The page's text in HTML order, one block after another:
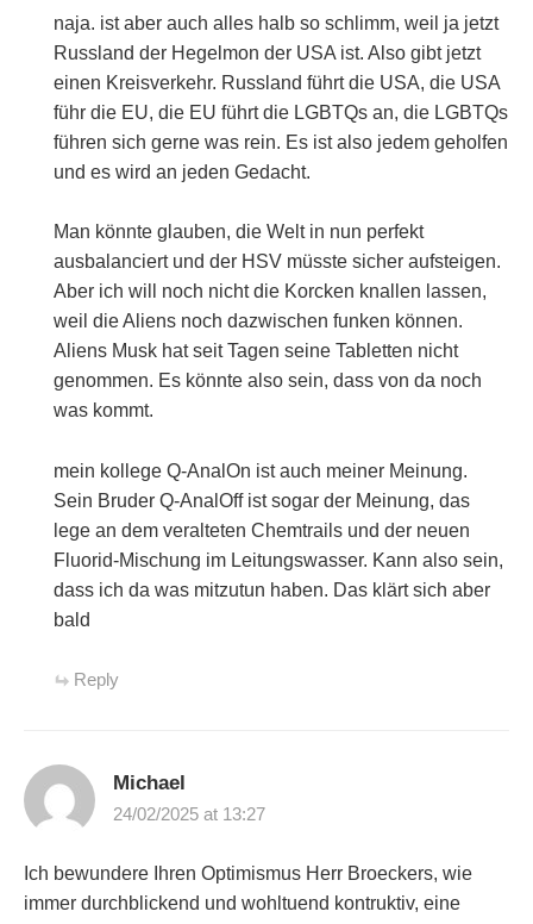
naja. ist aber auch alles halb so schlimm, weil ja jetzt
Russland der Hegelmon der USA ist. Also gibt jetzt
einen Kreisverkehr. Russland führt die USA, die USA
führ die EU, die EU führt die LGBTQs an, die LGBTQs
führen sich gerne was rein. Es ist also jedem geholfen
und es wird an jeden Gedacht.
Man könnte glauben, die Welt in nun perfekt
ausbalanciert und der HSV müsste sicher aufsteigen.
Aber ich will noch nicht die Korcken knallen lassen,
weil die Aliens noch dazwischen funken können.
Aliens Musk hat seit Tagen seine Tabletten nicht
genommen. Es könnte also sein, dass von da noch
was kommt.
mein kollege Q-AnalOn ist auch meiner Meinung.
Sein Bruder Q-AnalOff ist sogar der Meinung, das
lege an dem veralteten Chemtrails und der neuen
Fluorid-Mischung im Leitungswasser. Kann also sein,
dass ich da was mitzutun haben. Das klärt sich aber
bald
Reply
Michael
24/02/2025 at 13:27
Ich bewundere Ihren Optimismus Herr Broeckers, wie
immer durchblickend und wohltuend kontruktiv, eine